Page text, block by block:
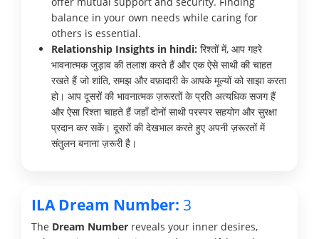
balance in your own needs while caring for
others is essential.
Relationship Insights in hindi: रिश्तों में, आप गहरे
भावनात्मक जुड़ाव की तलाश करते हैं और एक ऐसे साथी की चाहत
रखते हैं जो शांति, समझ और वफ़ादारी के आपके मूल्यों को साझा करता
हो। आप दूसरों की भावनात्मक ज़रूरतों के प्रति अत्यधिक सजग हैं
और ऐसा रिश्ता चाहते हैं जहाँ दोनों साथी परस्पर सहयोग और सुरक्षा
प्रदान कर सकें। दूसरों की देखभाल करते हुए अपनी ज़रूरतों में
संतुलन बनाना ज़रूरी है।
ILA Dream Number: 3
The Dream Number reveals your inner desires,